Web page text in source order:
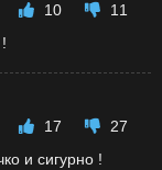
10
11
17
27
и сигурно !